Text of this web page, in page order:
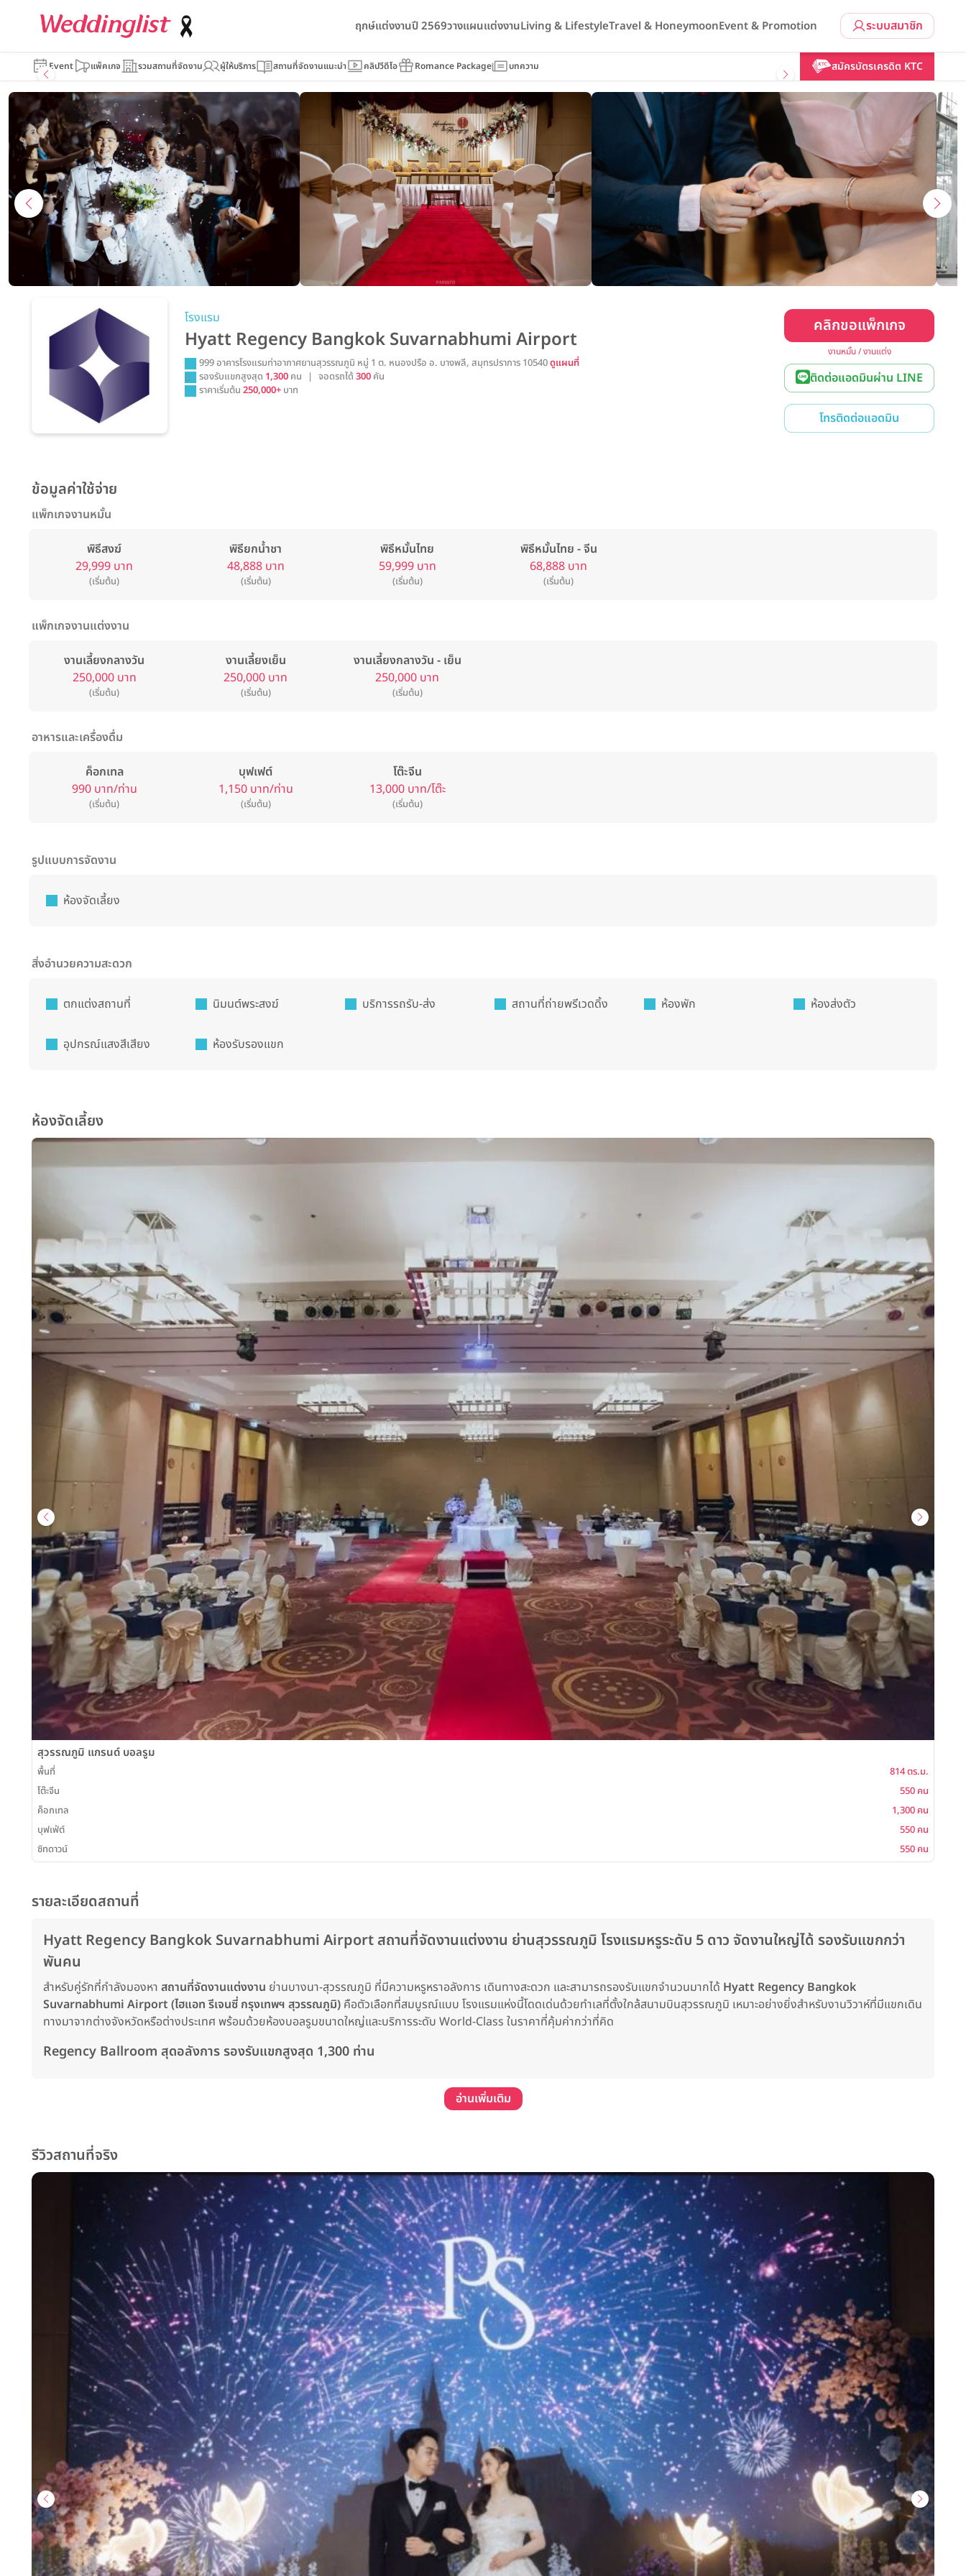
ระบบสมาชิก
ฤกษ์แต่งงานปี 2569วางแผนแต่งงานLiving & LifestyleTravel & HoneymoonEvent & Promotion
Event แพ็คเกจ รวมสถานที่จัดงาน ผู้ให้บริการ สถานที่จัดงานแนะนำ คลิปวีดีโอ Romance Package บทความ สมัครบัตรเครดิต KTC
Hyatt Regency Bangkok Suvarnabhumi Airport คลิกขอแพ็กเกจ
โรงแรม
Hyatt Regency Bangkok Suvarnabhumi Airport
999 อาคารโรงแรมท่าอากาศยานสุวรรณภูมิ หมู่ 1 ต. หนองปรือ อ. บางพลี, สมุทรปราการ 10540ดูแผนที่
รองรับแขกสูงสุด 1,300 คน | จอดรถได้300 คัน
ราคาเริ่มต้น250,000+ บาท
คลิกขอแพ็กเกจ
งานหมั้น / งานแต่ง
ติดต่อแอดมินผ่าน LINE
โทรติดต่อแอดมิน
ข้อมูลค่าใช้จ่าย
แพ็กเกจงานหมั้น
พิธีสงฆ์
29,999 บาท
(เริ่มต้น)
พิธียกน้ำชา
48,888 บาท
(เริ่มต้น)
พิธีหมั้นไทย
59,999 บาท
(เริ่มต้น)
พิธีหมั้นไทย - จีน
68,888 บาท
(เริ่มต้น)
แพ็กเกจงานแต่งงาน
งานเลี้ยงกลางวัน
250,000 บาท
(เริ่มต้น)
งานเลี้ยงเย็น
250,000 บาท
(เริ่มต้น)
งานเลี้ยงกลางวัน - เย็น
250,000 บาท
(เริ่มต้น)
อาหารและเครื่องดื่ม
ค็อกเทล
990 บาท/ท่าน
(เริ่มต้น)
บุฟเฟต์
1,150 บาท/ท่าน
(เริ่มต้น)
โต๊ะจีน
13,000 บาท/โต๊ะ
(เริ่มต้น)
รูปแบบการจัดงาน
ห้องจัดเลี้ยง
สิ่งอำนวยความสะดวก
ตกแต่งสถานที่ นิมนต์พระสงฆ์ บริการรถรับ-ส่ง สถานที่ถ่ายพรีเวดดิ้ง ห้องพัก ห้องส่งตัว
อุปกรณ์แสงสีเสียง ห้องรับรองแขก
ห้องจัดเลี้ยง
สุวรรณภูมิ แกรนด์ บอลรูม
พื้นที่
814 ตร.ม.
โต๊ะจีน
550 คน
ค็อกเทล
1,300 คน
บุฟเฟ่ต์
550 คน
ซิทดาวน์
550 คน
รายละเอียดสถานที่
Hyatt Regency Bangkok Suvarnabhumi Airport สถานที่จัดงานแต่งงาน ย่านสุวรรณภูมิ โรงแรมหรูระดับ 5 ดาว จัดงานใหญ่ได้ รองรับแขกกว่า
พันคน
สำหรับคู่รักที่กำลังมองหา สถานที่จัดงานแต่งงาน ย่านบางนา-สุวรรณภูมิ ที่มีความหรูหราอลังการ เดินทางสะดวก และสามารถรองรับแขกจำนวนมากได้ Hyatt Regency Bangkok
Suvarnabhumi Airport (ไฮแอท รีเจนซี่ กรุงเทพฯ สุวรรณภูมิ) คือตัวเลือกที่สมบูรณ์แบบ โรงแรมแห่งนี้โดดเด่นด้วยทำเลที่ตั้งใกล้สนามบินสุวรรณภูมิ เหมาะอย่างยิ่งสำหรับงานวิวาห์ที่มีแขกเดิน
ทางมาจากต่างจังหวัดหรือต่างประเทศ พร้อมด้วยห้องบอลรูมขนาดใหญ่และบริการระดับ World-Class ในราคาที่คุ้มค่ากว่าที่คิด
Regency Ballroom สุดอลังการ รองรับแขกสูงสุด 1,300 ท่าน
อ่านเพิ่มเติม
รีวิวสถานที่จริง